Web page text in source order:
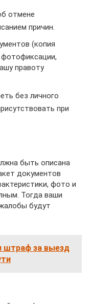
отмене
причин.
(копия
правоту
без личного
при
быть описана
документов
фото и
Тогда ваши
будут
штраф за выезд